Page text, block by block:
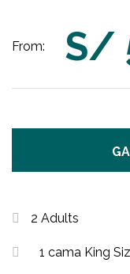
From: S/
2 Adults
1 cama King